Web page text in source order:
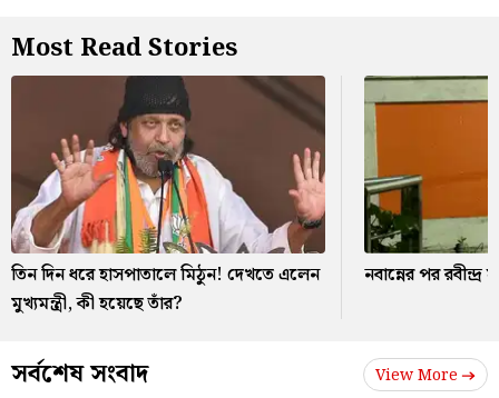
Most Read Stories
তিন দিন ধরে হাসপাতালে মিঠুন! দেখতে এলেন
মুখ্যমন্ত্রী, কী হয়েছে তাঁর?
নবান্নের পর
সর্বশেষ সংবাদ View More